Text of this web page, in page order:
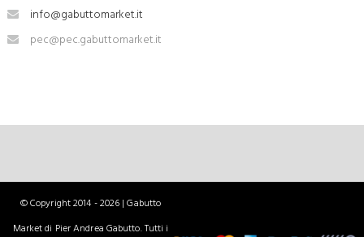
info@gabuttomarket.it
pec@pec.gabuttomarket.it
© Copyright 2014 - 2026 | Gabutto
Market di Pier Andrea Gabutto. Tutti i